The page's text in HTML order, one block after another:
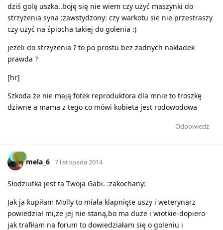
dziś golę uszka..boję się nie wiem czy użyć maszynki do
strzyżenia syna :zawstydzony: czy warkotu sie nie przestraszy
czy użyć na śpiocha takiej do golenia :)
jeżeli do strzyżenia ? to po prostu bez żadnych nakładek
prawda ?
[hr]
Szkoda że nie mają fotek reproduktora dla mnie to troszkę
dziwne a mama z tego co mówi kobieta jest rodowodowa
Odpowiedz
mela_6 7 listopada 2014
Słodziutka jest ta Twoja Gabi. :zakochany:
Jak ja kupiłam Molly to miała klapnięte uszy i weterynarz
powiedział mi,że jej nie staną,bo ma duże i wiotkie-dopiero
jak trafiłam na forum to dowiedziałam się o goleniu i